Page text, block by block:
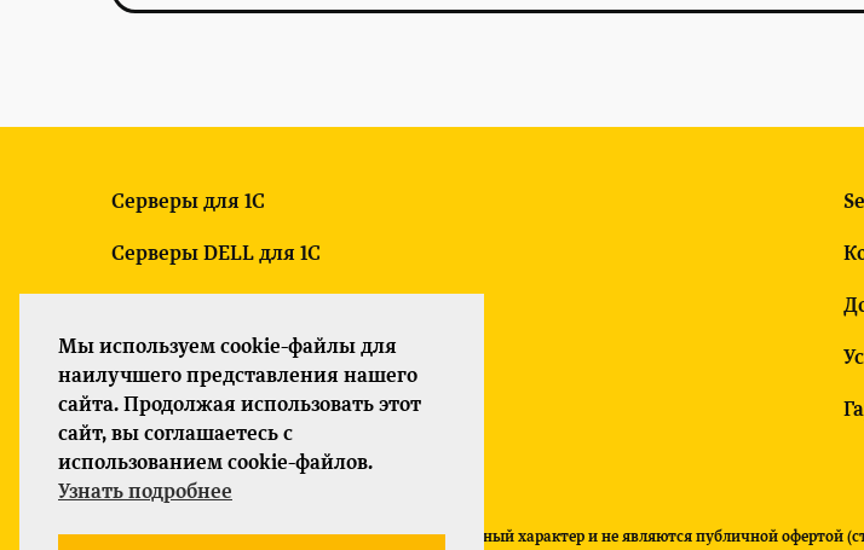
Серверы для 1С
Серверы DELL для 1С
Б/У серверы для 1С
Серверы HP для 1С
Политика конфиденциальности
Все указанные на сайте цены носят информационный характер и не являются публичной офертой
Мы используем cookie-файлы для
наилучшего представления нашего
сайта. Продолжая использовать этот
сайт, вы соглашаетесь с
использованием cookie-файлов.
Узнать подробнее